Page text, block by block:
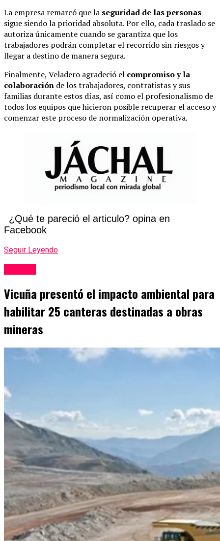
La empresa remarcó que la seguridad de las personas
sigue siendo la prioridad absoluta. Por ello, cada traslado se
autoriza únicamente cuando se garantiza que los
trabajadores podrán completar el recorrido sin riesgos y
llegar a destino de manera segura.
Finalmente, Veladero agradeció el compromiso y la
colaboración de los trabajadores, contratistas y sus
familias durante estos días, así como el profesionalismo de
todos los equipos que hicieron posible recuperar el acceso y
comenzar este proceso de normalización operativa.
¿Qué te pareció el articulo? opina en
Facebook
Seguir Leyendo
Vicuña presentó el impacto ambiental para
habilitar 25 canteras destinadas a obras
mineras